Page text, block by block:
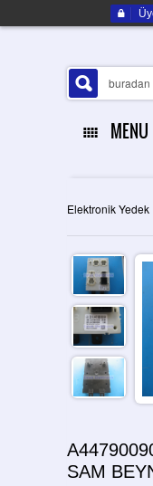
MENU
İLETIŞIM
Elektronik Yedek
SAM